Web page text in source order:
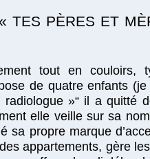
TES PÈRES ET
tout en couloirs,
de quatre enfants (je
»“ il a quitté
elle veille sur sa
propre marque
appartements, gère